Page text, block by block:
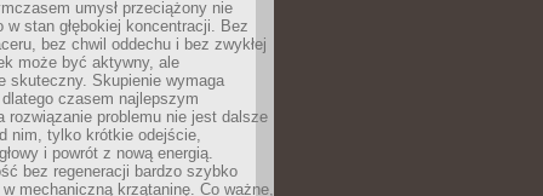
umysł przeciążony nie
w stan głębokiej koncentracji. Bez
bez chwil oddechu i bez zwykłej
może być aktywny, ale
skuteczny. Skupienie wymaga
czasem najlepszym
rozwiązanie problemu nie jest dalsze
nim, tylko krótkie odejście,
i powrót z nową energią.
bez regeneracji bardzo szybko
mechaniczną krzątaninę. Co ważne,